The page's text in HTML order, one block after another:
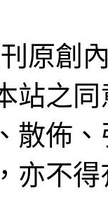
刊原創
站之
散佈
亦不